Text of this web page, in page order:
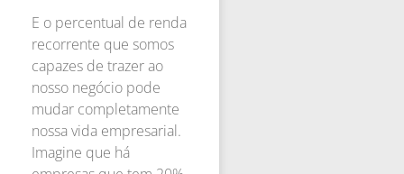
E o percentual de renda
recorrente que somos
capazes de trazer ao
nosso negócio pode
mudar completamente
nossa vida empresarial.
Imagine que há